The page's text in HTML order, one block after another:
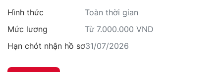
Hình thức
Toàn thời gian
Mức lương
Từ 7.000.000 VND
Hạn chót nhận hồ sơ31/07/2026